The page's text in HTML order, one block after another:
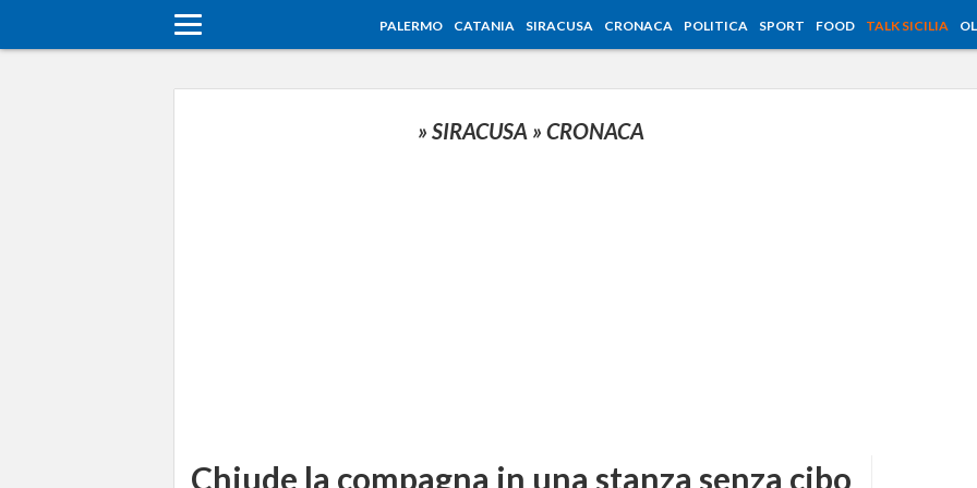
PALERMO CATANIA SIRACUSA CRONACA POLITICA SPORT FOOD TALK SICILIA
» SIRACUSA » CRONACA
Chiude la compagna in una stanza senza cibo